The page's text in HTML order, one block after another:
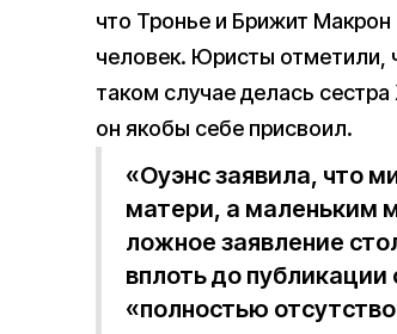
что Тронье и Брижит
человек. Юристы отметили,
таком случае делась
он якобы себе присвоил.
«Оуэнс заявила, что
матери, а маленьким
ложное заявление
вплоть до
«полностью